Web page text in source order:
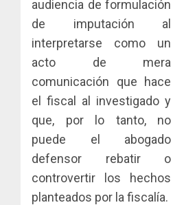
audiencia de formulación
de imputación al
interpretarse como un
acto de mera
comunicación que hace
el fiscal al investigado y
que, por lo tanto, no
puede el abogado
defensor rebatir o
controvertir los hechos
planteados por la fiscalía.